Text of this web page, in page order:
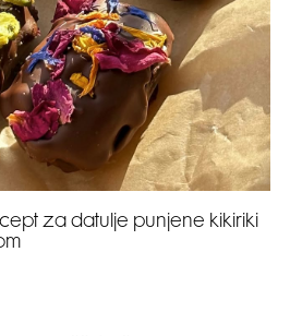
za datulje punjene kikiriki